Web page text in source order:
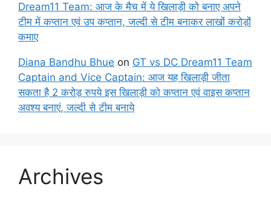
Dream11 Team: आज के मैच में ये खिलाड़ी को बनाए अपने
टीम में कप्तान एवं उप कप्तान, जल्दी से टीम बनाकर लाखों करोड़ों
कमाए
Diana Bandhu Bhue on GT vs DC Dream11 Team
Captain and Vice Captain: आज यह खिलाड़ी जीता
सकता है 2 करोड़ रुपये इस खिलाड़ी को कप्तान एवं वाइस कप्तान
अवश्य बनाएं, जल्दी से टीम बनाये
Archives